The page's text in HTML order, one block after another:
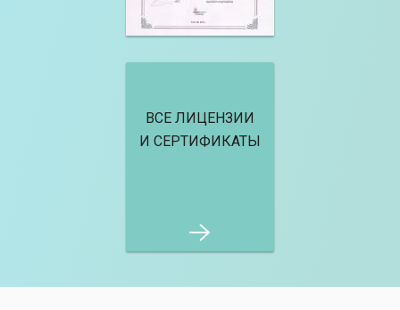
ВСЕ ЛИЦЕНЗИИ
И СЕРТИФИКАТЫ